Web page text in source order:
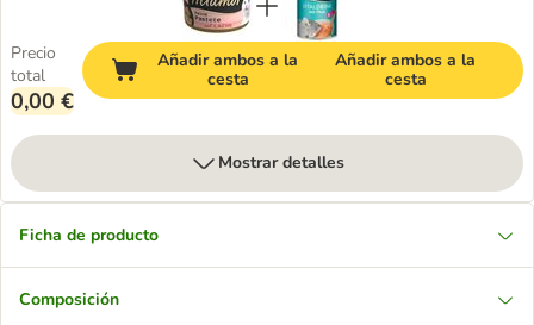
Precio
total
0,00 €
Añadir ambos a la
cesta
Añadir ambos a la
cesta
Mostrar detalles
Ficha de producto
Composición